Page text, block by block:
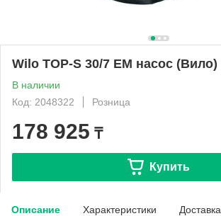
Wilo TOP-S 30/7 EM насос (Вило)
В наличии
Код: 2048322
Розница
178 925 ₸
Купить
Описание Характеристики Доставка